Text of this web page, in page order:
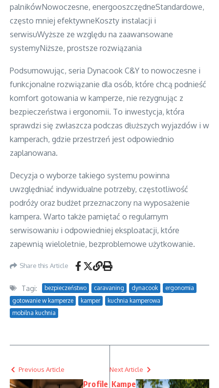
palnikówNowoczesne, energooszczędneStandardowe,
często mniej efektywneKoszty instalacji i
serwisuWyższe ze względu na zaawansowane
systemyNiższe, prostsze rozwiązania
Podsumowując, seria Dynacook C&Y to nowoczesne i
funkcjonalne rozwiązanie dla osób, które chcą podnieść
komfort gotowania w kamperze, nie rezygnując z
bezpieczeństwa i ergonomii. To inwestycja, która
sprawdzi się zwłaszcza podczas dłuższych wyjazdów i w
kamperach, gdzie przestrzeń jest odpowiednio
zaplanowana.
Decyzja o wyborze takiego systemu powinna
uwzględniać indywidualne potrzeby, częstotliwość
podróży oraz budżet przeznaczony na wyposażenie
kampera. Warto także pamiętać o regularnym
serwisowaniu i odpowiedniej eksploatacji, które
zapewnią wieloletnie, bezproblemowe użytkowanie.
Share this Article
Tagi: bezpieczeństwo caravaning dynacook
ergonomia
gotowanie w kamperze
kamper
kuchnia kamperowa
mobilna kuchnia
Previous Article
Profile
Next Article
Kampe